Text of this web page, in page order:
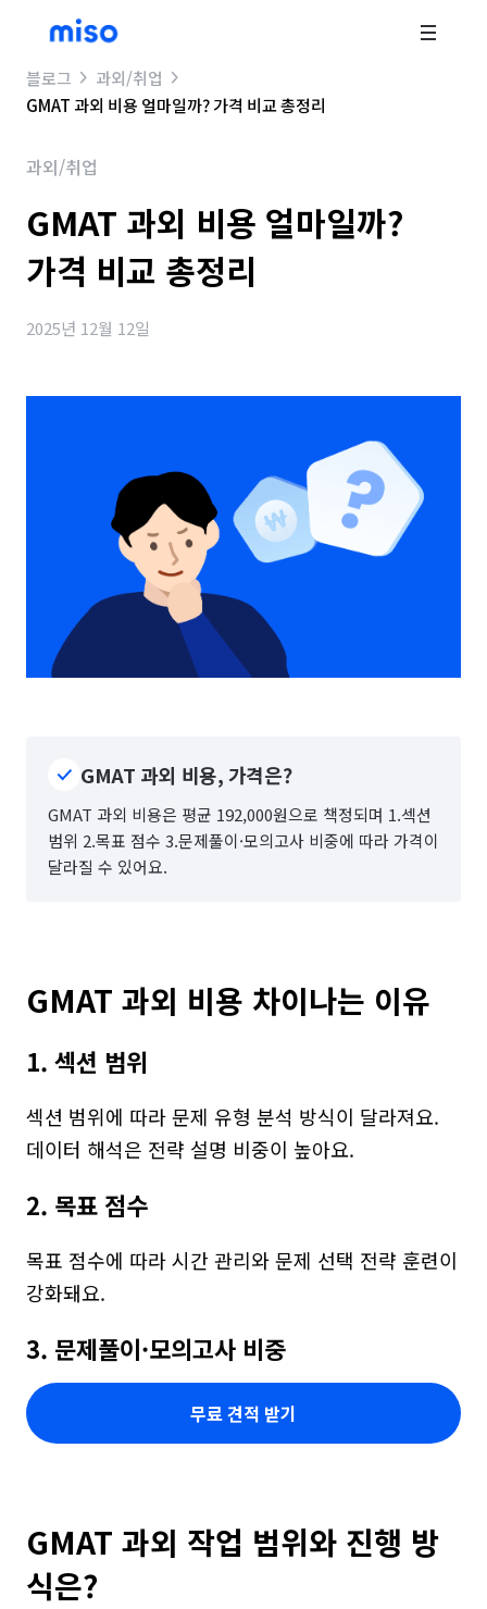
블로그
과외/취업
GMAT 과외 비용 얼마일까? 가격 비교 총정리
과외/취업
GMAT 과외 비용 얼마일까?
가격 비교 총정리
2025년 12월 12일
GMAT 과외 비용, 가격은?
GMAT 과외 비용은 평균 192,000원으로 책정되며 1.섹션
범위 2.목표 점수 3.문제풀이·모의고사 비중에 따라 가격이
달라질 수 있어요.
GMAT 과외 비용 차이나는 이유
1. 섹션 범위
섹션 범위에 따라 문제 유형 분석 방식이 달라져요.
데이터 해석은 전략 설명 비중이 높아요.
2. 목표 점수
목표 점수에 따라 시간 관리와 문제 선택 전략 훈련이
강화돼요.
3. 문제풀이·모의고사 비중
무료 견적 받기
GMAT 과외 작업 범위와 진행 방
식은?